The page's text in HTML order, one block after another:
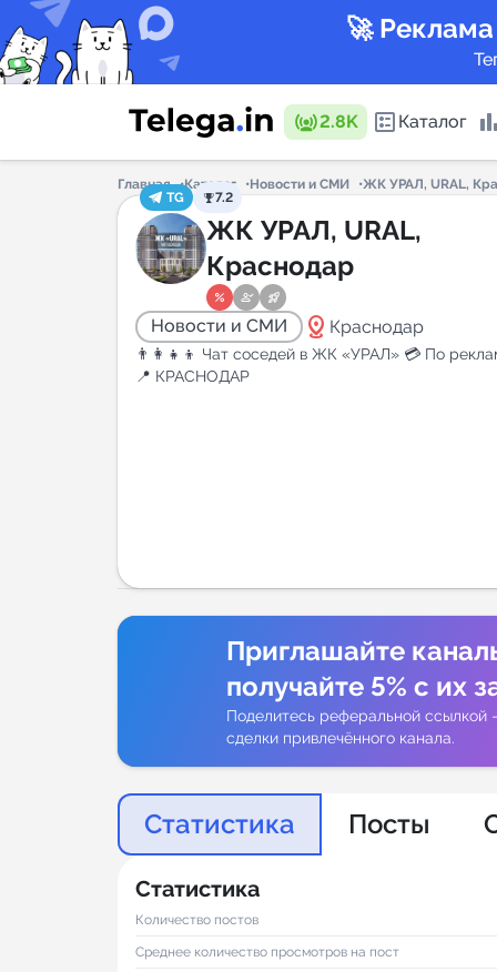
🚀
2.8K Каталог
Каталог
Горящие
Главная Каталог Новости и СМИ
ЖК УРАЛ, URAL,
TG
7.2
ЖК УРАЛ, URAL,
Краснодар
Новости и СМИ distance Краснодар
👨‍👩‍👧‍👦 Чат соседей в ЖК «УРАЛ» 💳 По
📍 КРАСНОДАР
Приглашайте
получайте 5% с их
Поделитесь реферальной ссылкой
сделки привлечённого канала.
Статистика Посты
Статистика
Количество постов
Среднее количество просмотров на пост